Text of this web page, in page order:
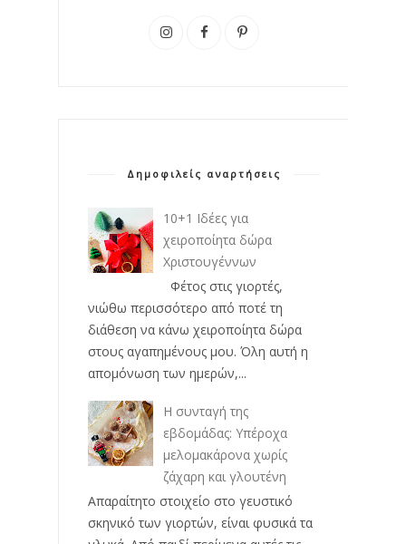
Δημοφιλείς αναρτήσεις
10+1 Ιδέες για
χειροποίητα δώρα
Χριστουγέννων
Φέτος στις γιορτές,
νιώθω περισσότερο από ποτέ τη
διάθεση να κάνω χειροποίητα δώρα
στους αγαπημένους μου. Όλη αυτή η
απομόνωση των ημερών,...
Η συνταγή της
εβδομάδας: Υπέροχα
μελομακάρονα χωρίς
ζάχαρη και γλουτένη
Απαραίτητο στοιχείο στο γευστικό
σκηνικό των γιορτών, είναι φυσικά τα